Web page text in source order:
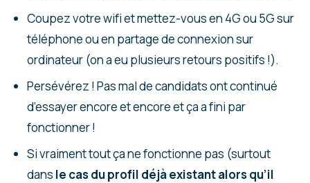
Coupez votre wifi et mettez-vous en 4G ou 5G sur
téléphone ou en partage de connexion sur
ordinateur (on a eu plusieurs retours positifs !).
Persévérez ! Pas mal de candidats ont continué
d’essayer encore et encore et ça a fini par
fonctionner !
Si vraiment tout ça ne fonctionne pas (surtout
dans le cas du profil déjà existant alors qu’il